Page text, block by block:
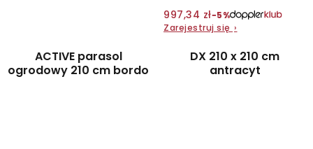
997,34 zł−5%
Zarejestruj się ›
ACTIVE parasol
ogrodowy 210 cm bordo
DX 210 x 210 cm
antracyt